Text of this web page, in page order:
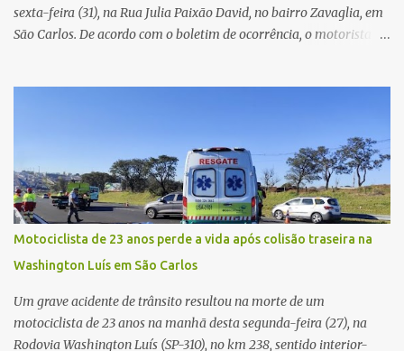
sexta-feira (31), na Rua Julia Paixão David, no bairro Zavaglia, em
São Carlos. De acordo com o boletim de ocorrência, o motorista
permaneceu com a chave de ignição e se ausentou do local por
cerca de dez minutos para buscar ajuda. Ao retornar, constatou
que o automóvel havia desaparecido. A vítima realizou buscas
pelas imediações, mas não conseguiu localizar o veículo.
Conforme o boletim, um menino de aproximadamente 10 anos
relatou ter visto a Spin passando pelo local fazendo um forte ruído,
característica compatível com o problema mecânico que o veículo
já apresentava antes do furto. O carro possui seguro e, segundo a
v...
Motociclista de 23 anos perde a vida após colisão traseira na
Washington Luís em São Carlos
Um grave acidente de trânsito resultou na morte de um
motociclista de 23 anos na manhã desta segunda-feira (27), na
Rodovia Washington Luís (SP-310), no km 238, sentido interior-